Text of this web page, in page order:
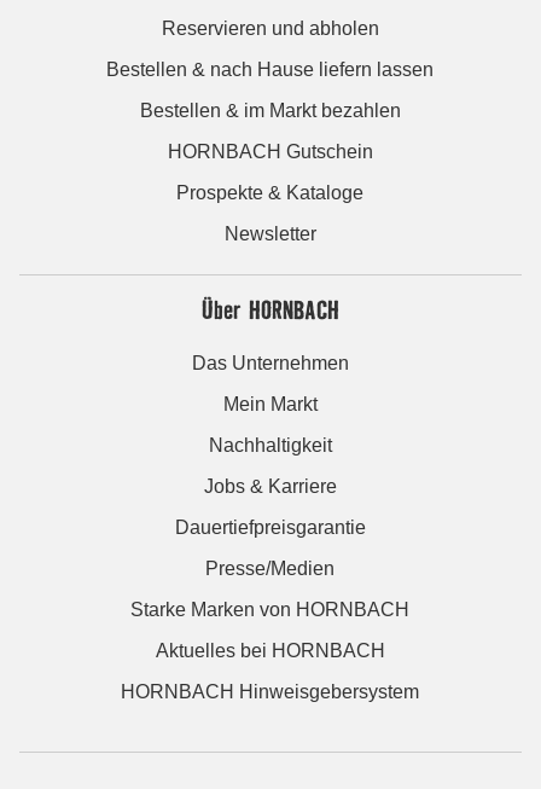
Reservieren und abholen
Bestellen & nach Hause liefern lassen
Bestellen & im Markt bezahlen
HORNBACH Gutschein
Prospekte & Kataloge
Newsletter
Über HORNBACH
Das Unternehmen
Mein Markt
Nachhaltigkeit
Jobs & Karriere
Dauertiefpreisgarantie
Presse/Medien
Starke Marken von HORNBACH
Aktuelles bei HORNBACH
HORNBACH Hinweisgebersystem